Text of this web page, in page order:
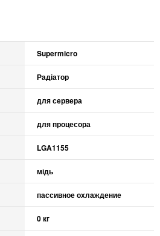
Supermicro
Радіатор
для сервера
для процесора
LGA1155
мідь
пассивное охлаждение
0 кг